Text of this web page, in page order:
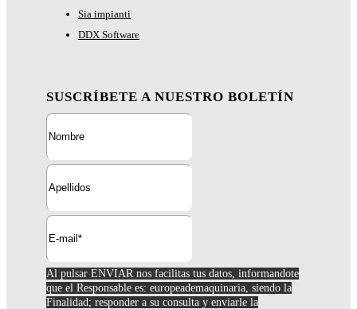
Sia impianti
DDX Software
SUSCRÍBETE A NUESTRO BOLETÍN
Al pulsar ENVIAR nos facilitas tus datos, informandote
que el Responsable es: europeademaquinaria, siendo la
Finalidad; responder a su consulta y enviarle la